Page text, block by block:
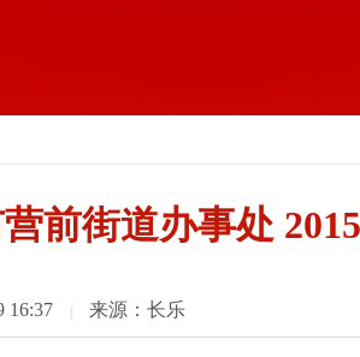
前街道办事处
16:37 来源：长乐